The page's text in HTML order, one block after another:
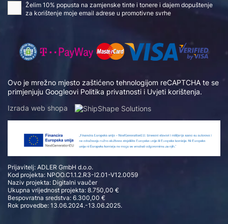
Ovo je mrežno mjesto zaštićeno tehnologijom reCAPTCHA te se
primjenjuju Googleovi Politika privatnosti i Uvjeti korištenja.
Izrada web shopa
Prijavitelj: ADLER GmbH d.o.o.
Kod projekta: NPOO.C1.1.2.R3-I2.01-V12.0059
Naziv projekta: Digitalni vaučer
Ukupna vrijednost projekta: 8.750,00 €
Bespovratna sredstva: 6.300,00 €
Rok provedbe: 13.06.2024.-13.06.2025.
Želim 10% popusta na zamjenske tinte i tonere i dajem dopuštenje
za korištenje moje email adrese u promotivne svrhe